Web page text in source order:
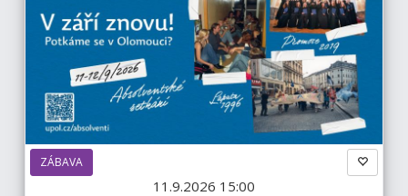
ZÁBAVA
11.9.2026 15:00